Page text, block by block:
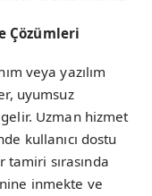
Çözümleri
veya yazılım
uyumsuz
gelir. Uzman hizmet
kullanıcı dostu
sırasında
inmekte ve